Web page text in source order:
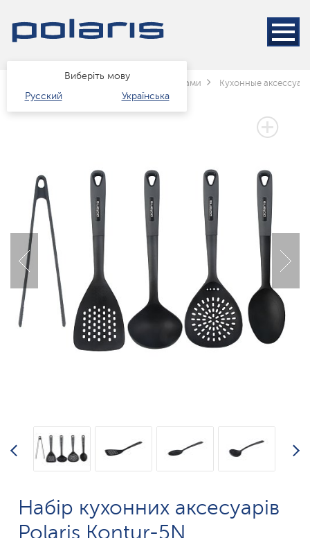
Виберіть мову
Русский
Українська
Каталог Посуд за типами Кухонные
Набір кухонних аксесуарів
Polaris Kontur-5N